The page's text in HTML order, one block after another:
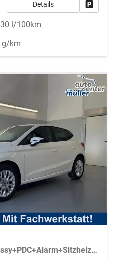
Details
l/100km
g/km
Style 80PS Voll-LED+Kessy+PDC+Alarm+Sitzheizung+Kamera+App-Connect